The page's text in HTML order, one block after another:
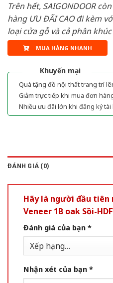
Trên hết, SAIGONDOOR
hàng ƯU ĐÃI CAO đi kèm
loại cửa gỗ và cả phân
MUA HÀNG NHANH
Khuyến mại
Quà tặng đồ nội thất trang trí
Giảm trực tiếp khi mua đơn
Nhiều ưu đãi lớn khi đăng ký
ĐÁNH GIÁ (0)
Hãy là người đầu tiên
Veneer 1B oak Sồi-
Đánh giá của bạn *
Nhận xét của bạn *